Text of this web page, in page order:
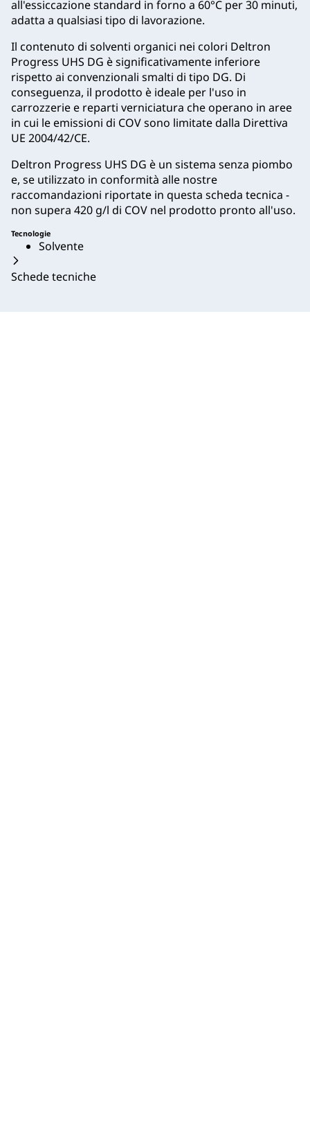
all'essiccazione standard in forno a 60°C per 30 minuti,
adatta a qualsiasi tipo di lavorazione.
Il contenuto di solventi organici nei colori Deltron
Progress UHS DG è significativamente inferiore
rispetto ai convenzionali smalti di tipo DG. Di
conseguenza, il prodotto è ideale per l'uso in
carrozzerie e reparti verniciatura che operano in aree
in cui le emissioni di COV sono limitate dalla Direttiva
UE 2004/42/CE.
Deltron Progress UHS DG è un sistema senza piombo
e, se utilizzato in conformità alle nostre
raccomandazioni riportate in questa scheda tecnica -
non supera 420 g/l di COV nel prodotto pronto all'uso.
Tecnologie
Solvente
Schede tecniche